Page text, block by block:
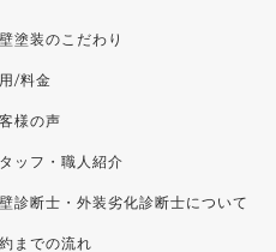
塗装のこだわり
/料金
様の声
ッフ・職人紹介
診断士・外装劣化診断士について
までの流れ